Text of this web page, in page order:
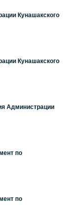
Кунашакского
Кунашакского
Администрации
по
по